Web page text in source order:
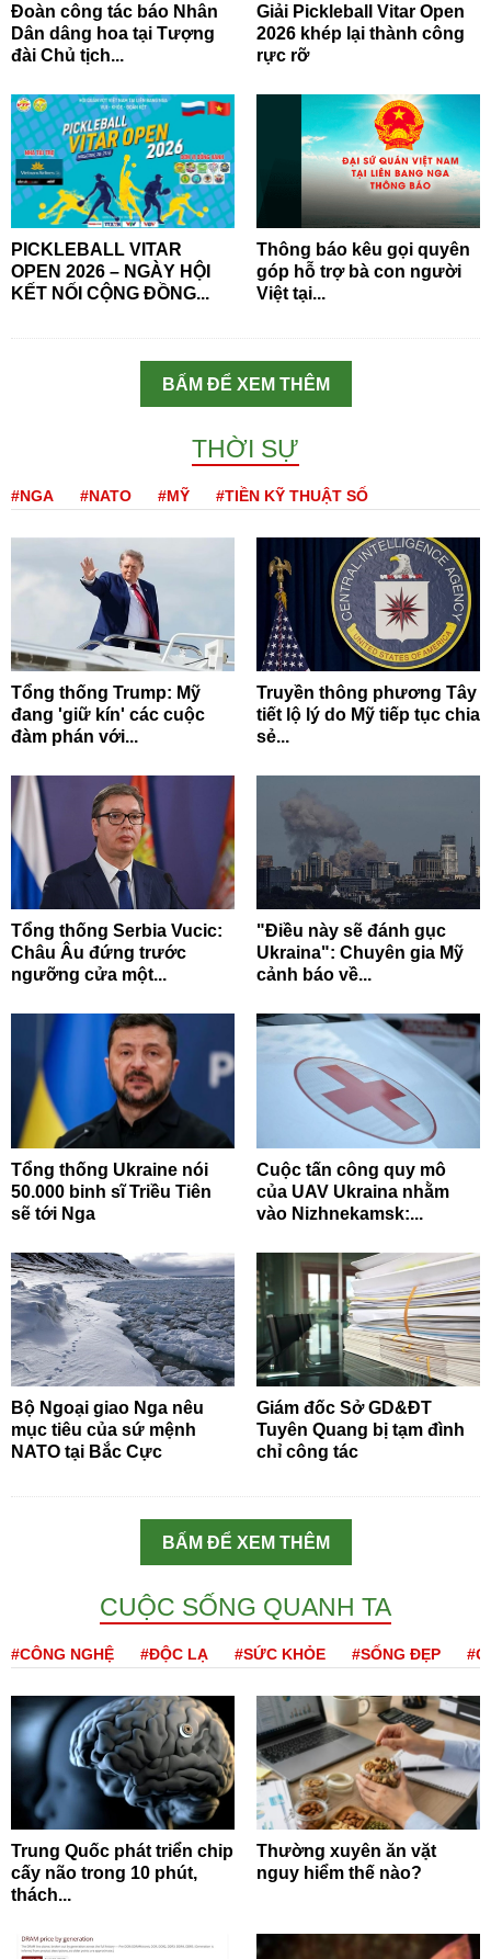
Đoàn công tác báo Nhân
Dân dâng hoa tại Tượng
đài Chủ tịch...
Giải Pickleball Vitar Open
2026 khép lại thành công
rực rỡ
PICKLEBALL VITAR
OPEN 2026 – NGÀY HỘI
KẾT NỐI CỘNG ĐỒNG...
Thông báo kêu gọi quyên
góp hỗ trợ bà con người
Việt tại...
BẤM ĐỂ XEM THÊM
THỜI SỰ
#NGA #NATO #MỸ #TIỀN KỸ THUẬT SỐ
Tổng thống Trump: Mỹ
đang 'giữ kín' các cuộc
đàm phán với...
Truyền thông phương Tây
tiết lộ lý do Mỹ tiếp tục chia
sẻ...
Tổng thống Serbia Vucic:
Châu Âu đứng trước
ngưỡng cửa một...
"Điều này sẽ đánh gục
Ukraina": Chuyên gia Mỹ
cảnh báo về...
Tổng thống Ukraine nói
50.000 binh sĩ Triều Tiên
sẽ tới Nga
Cuộc tấn công quy mô
của UAV Ukraina nhằm
vào Nizhnekamsk:...
Bộ Ngoại giao Nga nêu
mục tiêu của sứ mệnh
NATO tại Bắc Cực
Giám đốc Sở GD&ĐT
Tuyên Quang bị tạm đình
chỉ công tác
BẤM ĐỂ XEM THÊM
CUỘC SỐNG QUANH TA
#CÔNG NGHỆ #ĐỘC LẠ #SỨC KHỎE #SỐNG ĐẸP
Trung Quốc phát triển chip
cấy não trong 10 phút,
thách...
Thường xuyên ăn vặt
nguy hiểm thế nào?